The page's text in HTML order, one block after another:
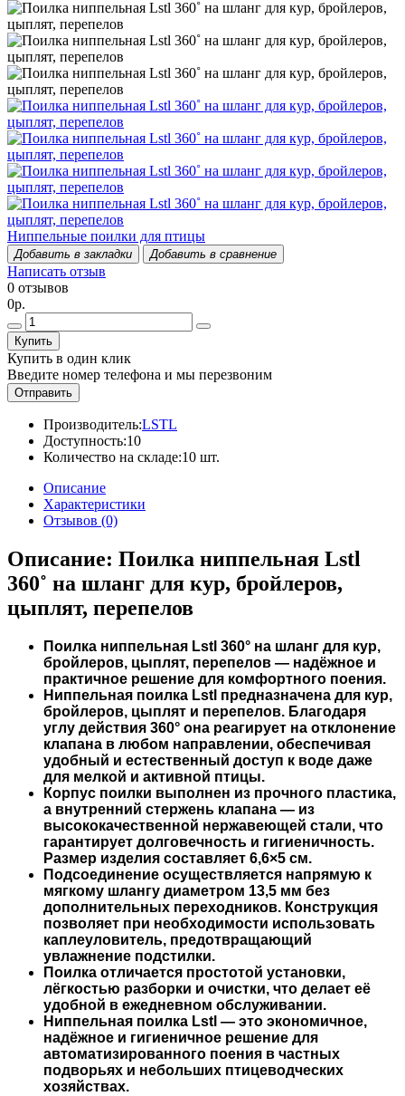
Ниппельные поилки для птицы
Добавить в закладки Добавить в сравнение
Написать отзыв
0 отзывов
0р.
Купить
Купить в один клик
Введите номер телефона и мы перезвоним
Отправить
Производитель:LSTL
Доступность:10
Количество на складе:10 шт.
Описание
Характеристики
Отзывов (0)
Описание: Поилка ниппельная Lstl
360˚ на шланг для кур, бройлеров,
цыплят, перепелов
Поилка ниппельная Lstl 360° на шланг для кур,
бройлеров, цыплят, перепелов — надёжное и
практичное решение для комфортного поения.
Ниппельная поилка Lstl предназначена для кур,
бройлеров, цыплят и перепелов. Благодаря
углу действия 360° она реагирует на отклонение
клапана в любом направлении, обеспечивая
удобный и естественный доступ к воде даже
для мелкой и активной птицы.
Корпус поилки выполнен из прочного пластика,
а внутренний стержень клапана — из
высококачественной нержавеющей стали, что
гарантирует долговечность и гигиеничность.
Размер изделия составляет 6,6×5 см.
Подсоединение осуществляется напрямую к
мягкому шлангу диаметром 13,5 мм без
дополнительных переходников. Конструкция
позволяет при необходимости использовать
каплеуловитель, предотвращающий
увлажнение подстилки.
Поилка отличается простотой установки,
лёгкостью разборки и очистки, что делает её
удобной в ежедневном обслуживании.
Ниппельная поилка Lstl — это экономичное,
надёжное и гигиеничное решение для
автоматизированного поения в частных
подворьях и небольших птицеводческих
хозяйствах.